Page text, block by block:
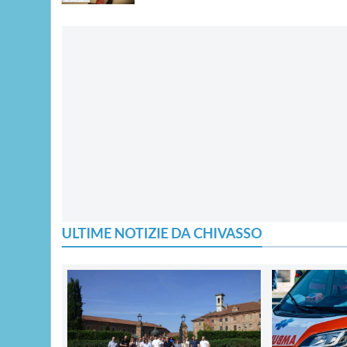
ULTIME NOTIZIE DA CHIVASSO